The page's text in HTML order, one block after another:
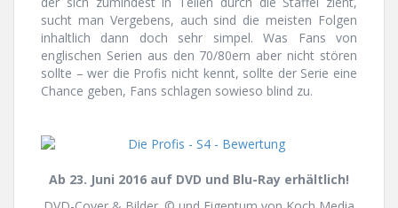
sucht man Vergebens, auch sind die meisten Folgen
inhaltlich dann doch sehr simpel. Was Fans von
englischen Serien aus den 70/80ern aber nicht stören
sollte – wer die Profis nicht kennt, sollte der Serie eine
Chance geben, Fans schlagen sowieso blind zu.
Ab 23. Juni 2016 auf DVD und Blu-Ray erhältlich!